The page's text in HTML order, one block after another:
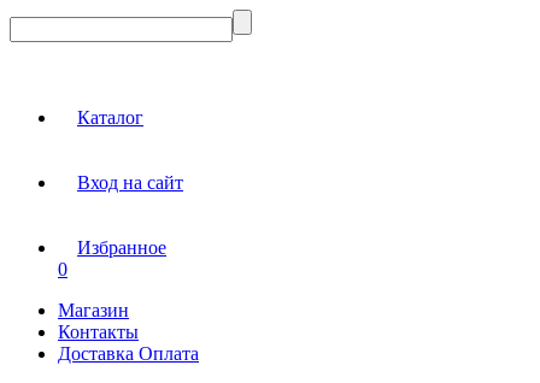
Каталог
Вход на сайт
Избранное
0
Магазин
Контакты
Доставка Оплата